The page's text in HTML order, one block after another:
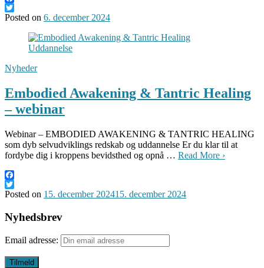
Facebook
Twitter
Posted on 6. december 2024
Nyheder
Embodied Awakening & Tantric Healing
– webinar
Webinar – EMBODIED AWAKENING & TANTRIC HEALING
som dyb selvudviklings redskab og uddannelse Er du klar til at
fordybe dig i kroppens bevidsthed og opnå … Read More ›
Facebook
Twitter
Posted on 15. december 202415. december 2024
Nyhedsbrev
Email adresse: